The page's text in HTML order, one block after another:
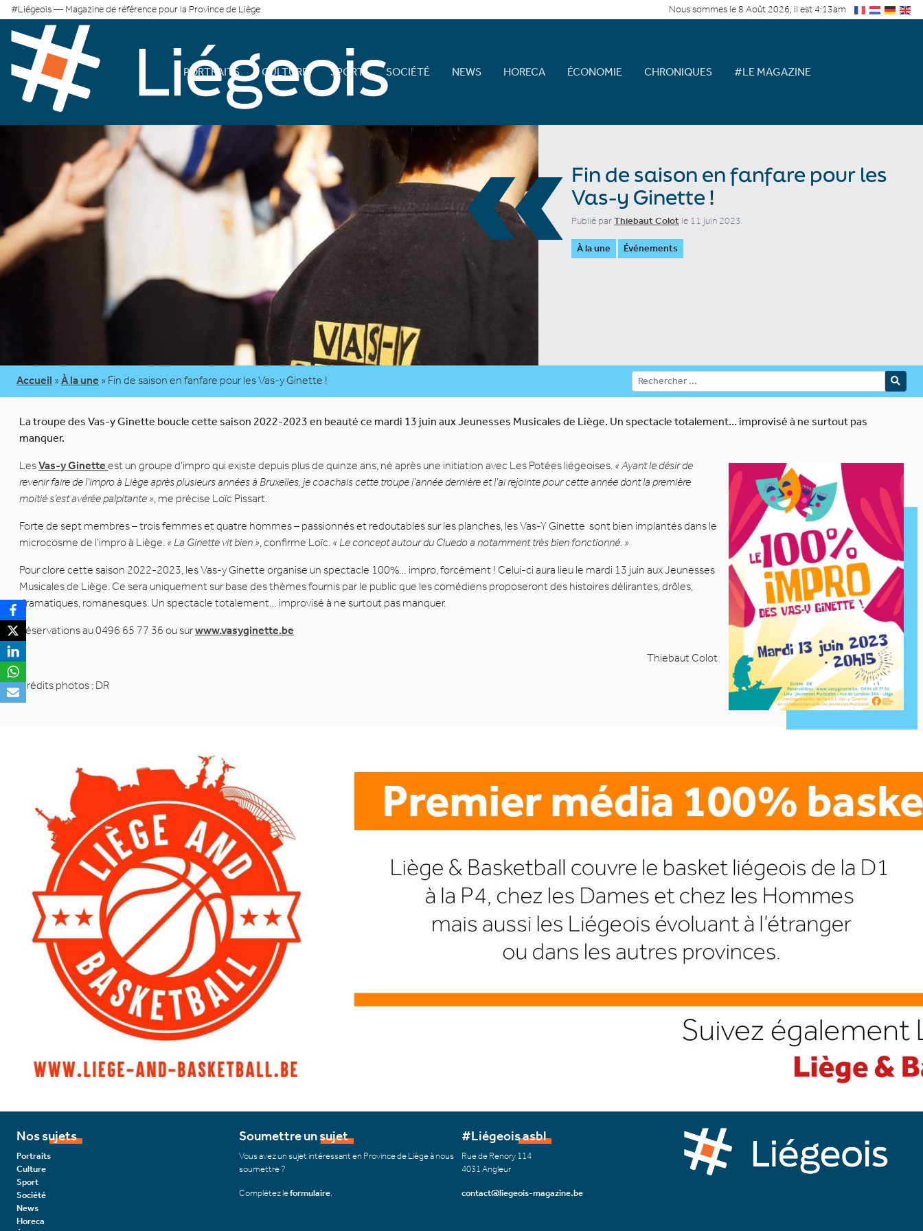
#Liégeois — Magazine de référence pour la Province de Liège Nous sommes le 8 Août 2026, il est 4:13am
PORTRAITS CULTURE SPORT SOCIÉTÉ NEWS HORECA ÉCONOMIE CHRONIQUES #LE MAGAZINE
«Fin de saison en fanfare pour les
Vas-y Ginette !
Publié parThiebaut Colot le 11 juin 2023
À la une Événements
Accueil » À la une » Fin de saison en fanfare pour les Vas-y Ginette !
La troupe des Vas-y Ginette boucle cette saison 2022-2023 en beauté ce mardi 13 juin aux Jeunesses Musicales de Liège. Un spectacle totalement… improvisé à ne surtout pas
manquer.
LesVas-y Ginette est un groupe d’impro qui existe depuis plus de quinze ans, né après une initiation avec Les Potées liégeoises. « Ayant le désir de
revenir faire de l’impro à Liège après plusieurs années à Bruxelles, je coachais cette troupe l’année dernière et l’ai rejointe pour cette année dont la première
moitié s’est avérée palpitante », me précise Loïc Pissart.
Forte de sept membres – trois femmes et quatre hommes – passionnés et redoutables sur les planches, les Vas-Y Ginette sont bien implantés dans le
microcosme de l’impro à Liège. « La Ginette vit bien », confirme Loïc. « Le concept autour du Cluedo a notamment très bien fonctionné. »
Pour clore cette saison 2022-2023, les Vas-y Ginette organise un spectacle 100%… impro, forcément ! Celui-ci aura lieu le mardi 13 juin aux Jeunesses
Musicales de Liège. Ce sera uniquement sur base des thèmes fournis par le public que les comédiens proposeront des histoires délirantes, drôles,
dramatiques, romanesques. Un spectacle totalement… improvisé à ne surtout pas manquer.
Réservations au 0496 65 77 36 ou surwww.vasyginette.be
Thiebaut Colot
Crédits photos : DR
Nos sujets
Portraits
Culture
Sport
Société
News
Horeca
Soumettre un sujet
Vous avez un sujet intéressant en Province de Liège à nous
soumettre ?
Complétez leformulaire
#Liégeois asbl
Rue de Renory 114
4031 Angleur
contact@liegeois-magazine.be